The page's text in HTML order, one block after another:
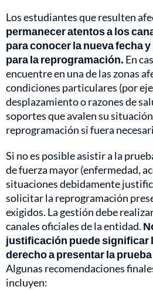
Los estudiantes que resulten
permanecer atentos a los
para conocer la nueva fecha
para la reprogramación. En
encuentre en una de las zonas
condiciones particulares (por
desplazamiento o razones de
soportes que avalen su
reprogramación si fuera
Si no es posible asistir a la
de fuerza mayor (enfermedad,
situaciones debidamente
solicitar la reprogramación
exigidos. La gestión debe
canales oficiales de la entidad.
justificación puede significar
derecho a presentar la
Algunas recomendaciones
incluyen: